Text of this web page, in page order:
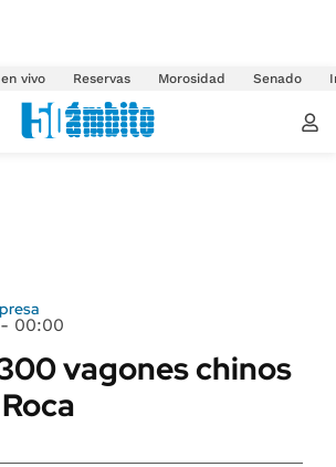
vivo Reservas Morosidad Senado
00:00
vagones chinos